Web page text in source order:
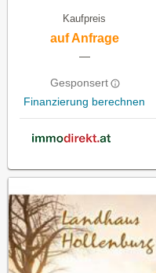
Kaufpreis
auf Anfrage
—
Gesponsert
Finanzierung berechnen